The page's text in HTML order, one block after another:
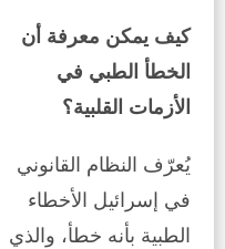
كيف يمكن معرفة أن
الخطأ الطبي في
الأزمات القلبية؟
يُعرّف النظام القانوني
في إسرائيل الأخطاء
الطبية بأنه خطأ، والذي